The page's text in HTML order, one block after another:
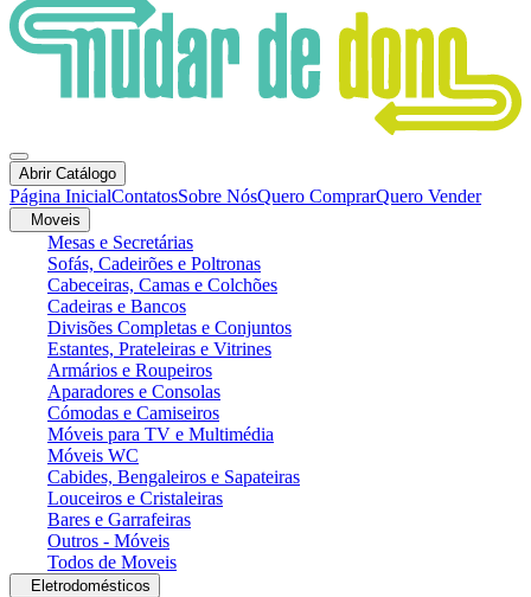
Abrir Catálogo
Página InicialContatosSobre NósQuero ComprarQuero Vender
Moveis
Mesas e Secretárias
Sofás, Cadeirões e Poltronas
Cabeceiras, Camas e Colchões
Cadeiras e Bancos
Divisões Completas e Conjuntos
Estantes, Prateleiras e Vitrines
Armários e Roupeiros
Aparadores e Consolas
Cómodas e Camiseiros
Móveis para TV e Multimédia
Móveis WC
Cabides, Bengaleiros e Sapateiras
Louceiros e Cristaleiras
Bares e Garrafeiras
Outros - Móveis
Todos de Moveis
Eletrodomésticos